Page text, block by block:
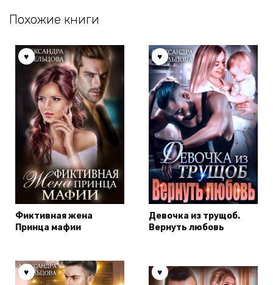
Похожие книги
Фиктивная жена
Принца мафии
Девочка из трущоб.
Вернуть любовь